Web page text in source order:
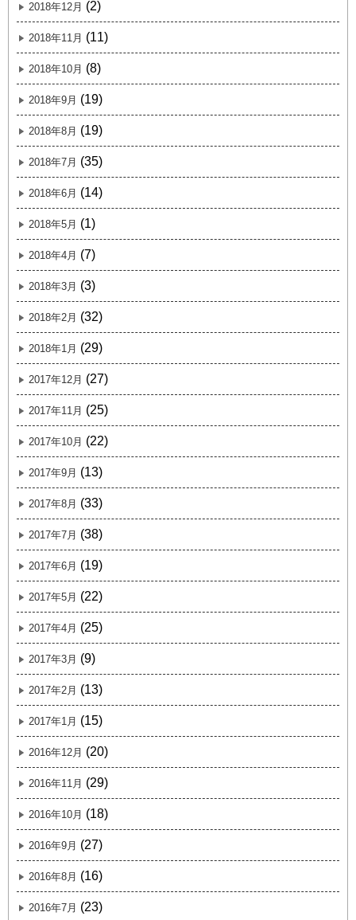
2018年12月 (2)
2018年11月 (11)
2018年10月 (8)
2018年9月 (19)
2018年8月 (19)
2018年7月 (35)
2018年6月 (14)
2018年5月 (1)
2018年4月 (7)
2018年3月 (3)
2018年2月 (32)
2018年1月 (29)
2017年12月 (27)
2017年11月 (25)
2017年10月 (22)
2017年9月 (13)
2017年8月 (33)
2017年7月 (38)
2017年6月 (19)
2017年5月 (22)
2017年4月 (25)
2017年3月 (9)
2017年2月 (13)
2017年1月 (15)
2016年12月 (20)
2016年11月 (29)
2016年10月 (18)
2016年9月 (27)
2016年8月 (16)
2016年7月 (23)